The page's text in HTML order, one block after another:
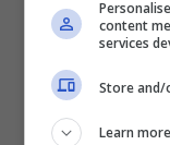
content
services
Store and/
Learn more